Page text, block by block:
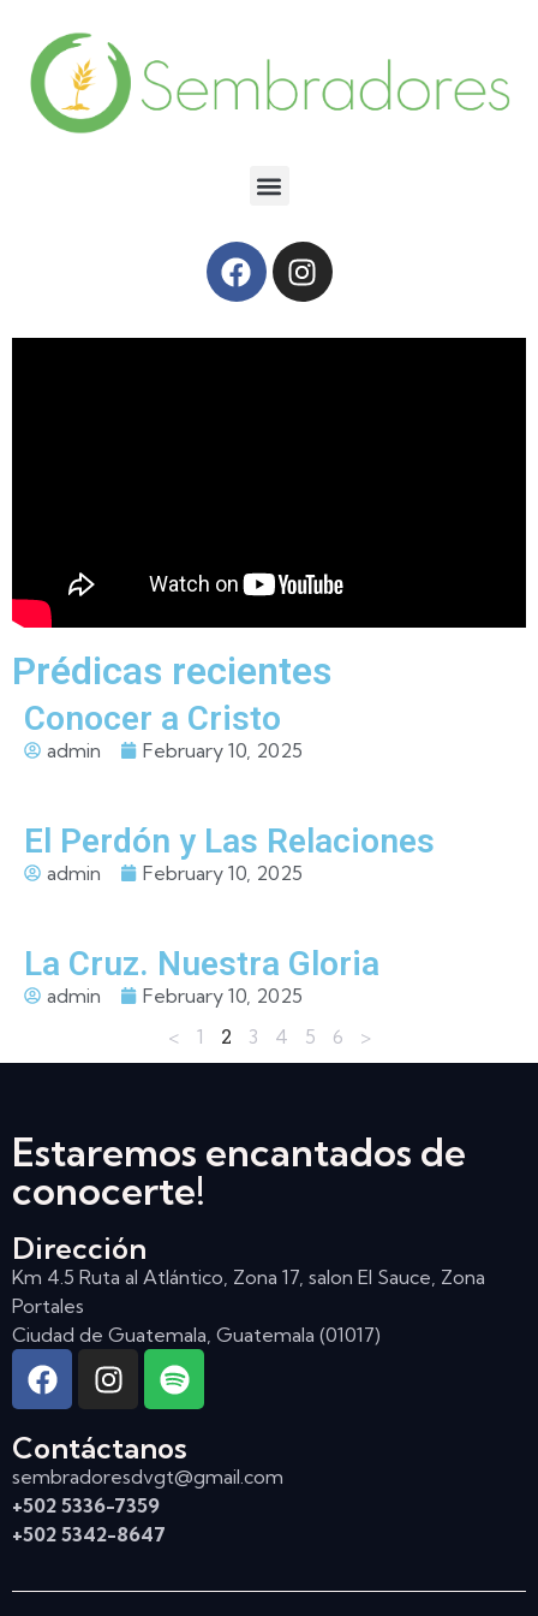
Prédicas recientes
Conocer a Cristo
admin February 10, 2025
El Perdón y Las Relaciones
admin February 10, 2025
La Cruz. Nuestra Gloria
admin
February 10, 2025
<
1 2 3 4 5 6 >
Estaremos encantados de
conocerte!
Dirección
Km 4.5 Ruta al Atlántico, Zona 17, salon El Sauce, Zona
Portales
Ciudad de Guatemala, Guatemala (01017)
Contáctanos
sembradoresdvgt@gmail.com
+502 5336-7359
+502 5342-8647